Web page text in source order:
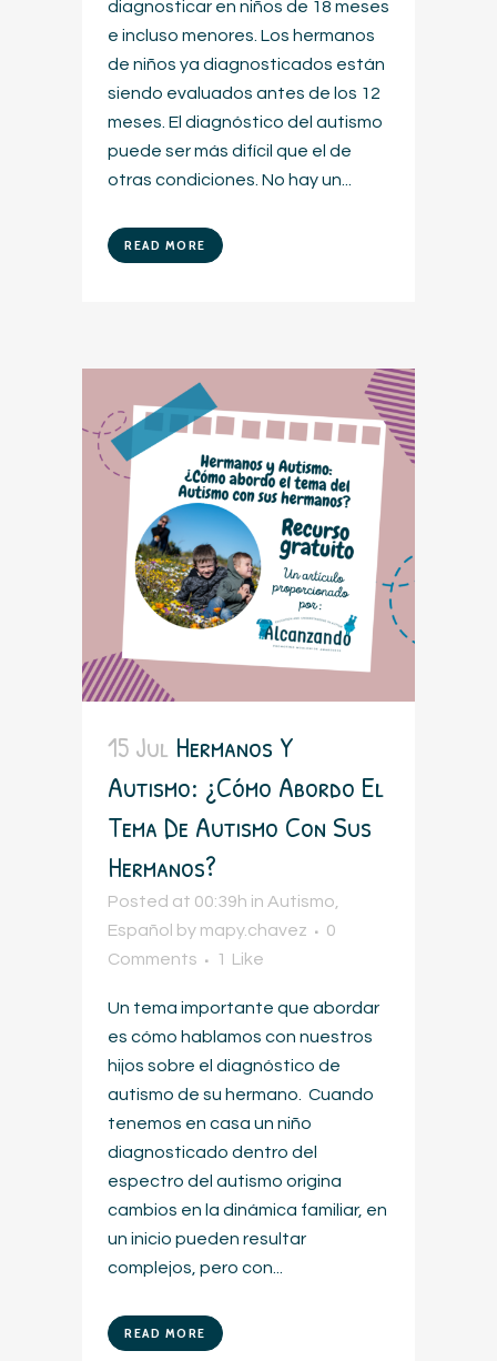
diagnosticar en niños de 18 meses
e incluso menores. Los hermanos
de niños ya diagnosticados están
siendo evaluados antes de los 12
meses. El diagnóstico del autismo
puede ser más difícil que el de
otras condiciones. No hay un...
READ MORE
15 Jul Hermanos Y
Autismo: ¿Cómo Abordo El
Tema De Autismo Con Sus
Hermanos?
Posted at 00:39h in Autismo
Español by mapy.chavez
0
Comments
1 Like
Un tema importante que abordar
es cómo hablamos con nuestros
hijos sobre el diagnóstico de
autismo de su hermano. Cuando
tenemos en casa un niño
diagnosticado dentro del
espectro del autismo origina
cambios en la dinámica familiar, en
un inicio pueden resultar
complejos, pero con...
READ MORE